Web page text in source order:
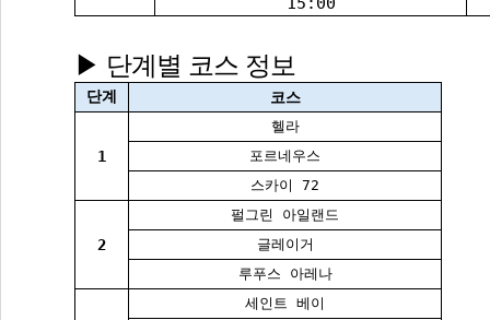
▶ 단계별 코스 정보
단계 코스
1
헬라
포르네우스
스카이 72
2
펄그린 아일랜드
글레이거
루푸스 아레나
세인트 베이